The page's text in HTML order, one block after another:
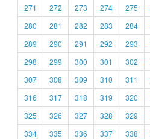
271
272 273 274 275
280
281 282 283 284
289
290 291 292 293
298
299 300 301 302
307
308 309 310 311
316
317 318 319 320
325
326 327 328 329
334
335 336 337 338